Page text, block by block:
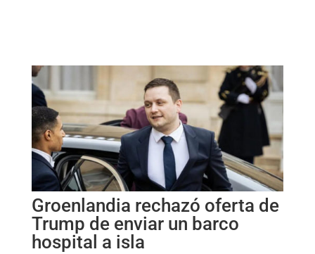
Groenlandia rechazó oferta de
Trump de enviar un barco
hospital a isla